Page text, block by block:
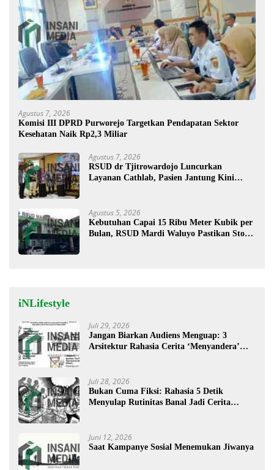
Agustus 7, 2026
Komisi III DPRD Purworejo Targetkan Pendapatan Sektor
Kesehatan Naik Rp2,3 Miliar
Agustus 7, 2026
RSUD dr Tjitrowardojo Luncurkan
Layanan Cathlab, Pasien Jantung Kini
Agustus 5, 2026
Kebutuhan Capai 15 Ribu Meter Kubik per
Bulan, RSUD Mardi Waluyo Pastikan Stok
iNLifestyle
Juli 29, 2026
Jangan Biarkan Audiens Menguap: 3
Arsitektur Rahasia Cerita ‘Menyandera’
Juli 28, 2026
Bukan Cuma Fiksi: Rahasia 5 Detik
Menyulap Rutinitas Banal Jadi Cerita
Juni 12, 2026
Saat Kampanye Sosial Menemukan Jiwanya